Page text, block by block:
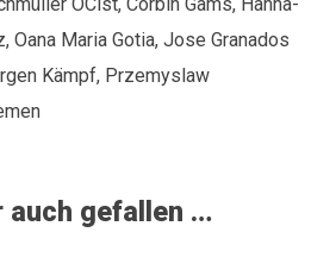
Oana Maria Gotia, Jose Granados
Kämpf, Przemyslaw
auch gefallen …